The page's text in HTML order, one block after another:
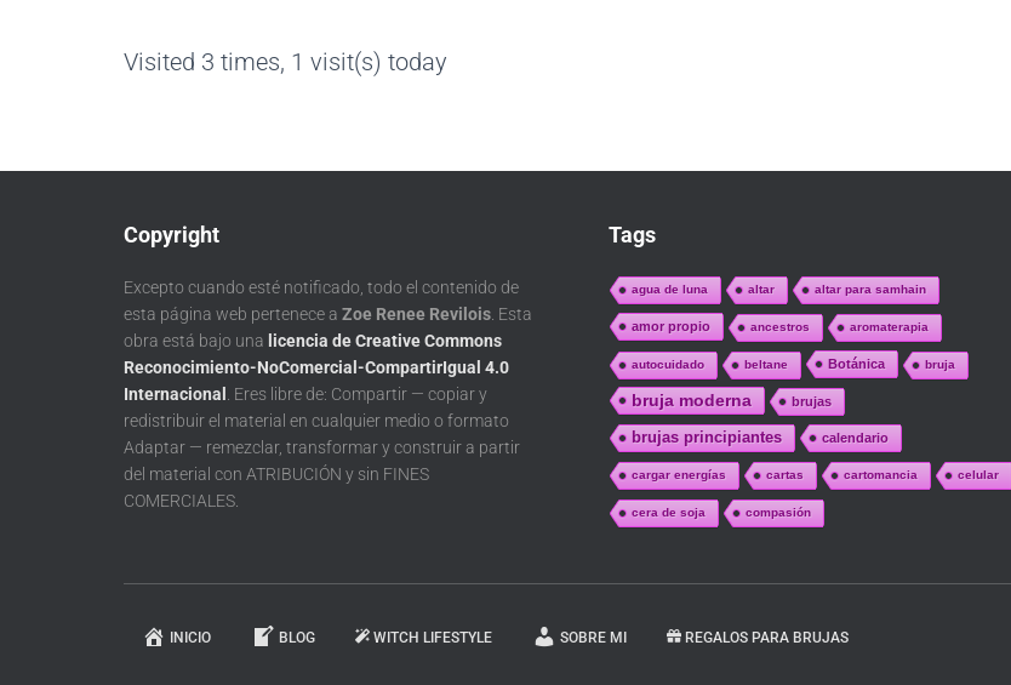
Visited 3 times, 1 visit(s) today
Copyright
Excepto cuando esté notificado, todo el contenido de
esta página web pertenece a Zoe Renee Revilois . Esta
obra está bajo una licencia de Creative Commons
Reconocimiento-NoComercial-CompartirIgual 4.0
Internacional
. Eres libre de: Compartir — copiar y
redistribuir el material en cualquier medio o formato
Adaptar — remezclar, transformar y construir a partir
del material con ATRIBUCIÓN y sin FINES
COMERCIALES.
Tags
agua de luna altar altar para samhain
amor propio ancestros aromaterapia
autocuidado beltane Botánica bruja
bruja moderna brujas
brujas principiantes calendario
cargar energías cartas cartomancia celular
cera de soja compasión
INICIO BLOG WITCH LIFESTYLE SOBRE MI REGALOS PARA BRUJAS